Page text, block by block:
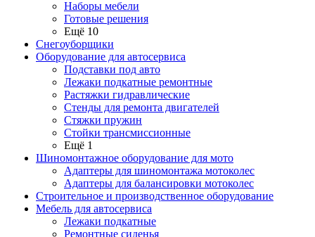
Наборы мебели
Готовые решения
Ещё 10
Снегоуборщики
Оборудование для автосервиса
Подставки под авто
Лежаки подкатные ремонтные
Растяжки гидравлические
Стенды для ремонта двигателей
Стяжки пружин
Стойки трансмиссионные
Ещё 1
Шиномонтажное оборудование для мото
Адаптеры для шиномонтажа мотоколес
Адаптеры для балансировки мотоколес
Строительное и производственное оборудование
Мебель для автосервиса
Лежаки подкатные
Ремонтные сиденья